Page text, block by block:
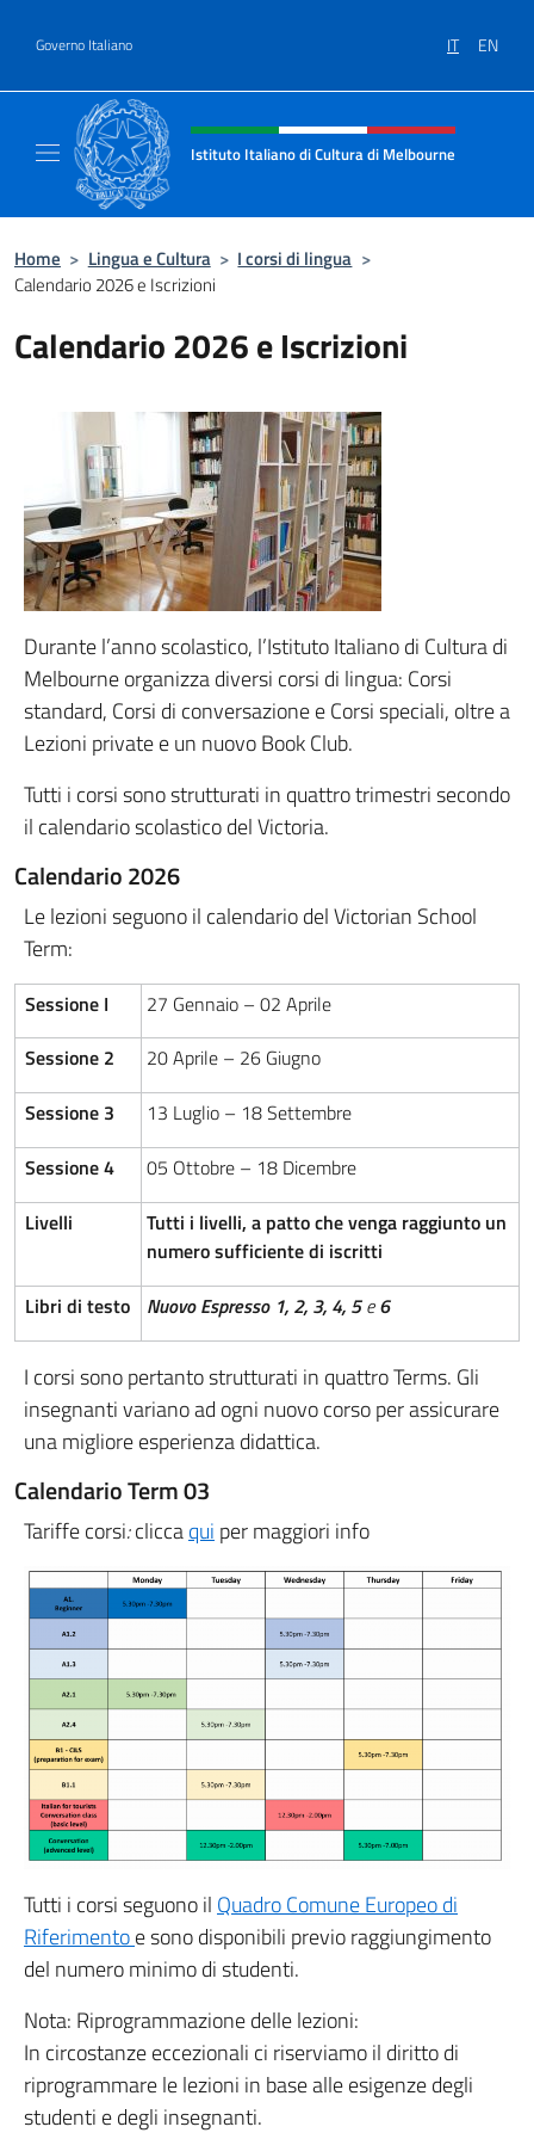
Governo Italiano IT EN
Intestazione sito, social e menù
Istituto Italiano di Cultura di Melbourne
Home > Lingua e Cultura > I corsi di lingua >
Calendario 2026 e Iscrizioni
Calendario 2026 e Iscrizioni
Durante l’anno scolastico, l’Istituto Italiano di Cultura di
Melbourne organizza diversi corsi di lingua: Corsi
standard, Corsi di conversazione e Corsi speciali, oltre a
Lezioni private e un nuovo Book Club.
Tutti i corsi sono strutturati in quattro trimestri secondo
il calendario scolastico del Victoria.
Calendario 2026
Le lezioni seguono il calendario del Victorian School
Term:
Sessione I
27 Gennaio – 02 Aprile
Sessione 2
20 Aprile – 26 Giugno
Sessione 3
13 Luglio – 18 Settembre
Sessione 4
05 Ottobre – 18 Dicembre
Livelli
Tutti i livelli, a patto che venga raggiunto un
numero sufficiente di iscritti
Libri di testo
Nuovo Espresso 1, 2, 3, 4, 5e6
I corsi sono pertanto strutturati in quattro Terms. Gli
insegnanti variano ad ogni nuovo corso per assicurare
una migliore esperienza didattica.
Calendario Term 03
Tariffe corsi:cliccaqui per maggiori info
Tutti i corsi seguono il Quadro Comune Europeo di
Riferimentoe sono disponibili previo raggiungimento
del numero minimo di studenti.
Nota: Riprogrammazione delle lezioni:
In circostanze eccezionali ci riserviamo il diritto di
riprogrammare le lezioni in base alle esigenze degli
studenti e degli insegnanti.